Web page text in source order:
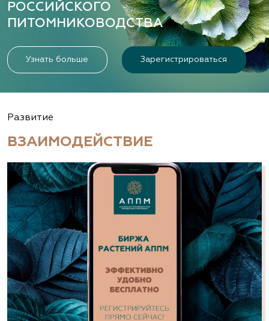
РОССИЙСКОГО
ПИТОМНИКОВОДСТВА
Узнать больше Зарегистрироваться
Развитие
ВЗАИМОДЕЙСТВИЕ